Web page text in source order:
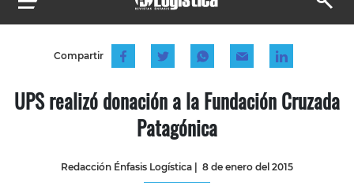
Compartir
UPS realizó donación a la Fundación Cruzada
Patagónica
Redacción Énfasis Logística | 8 de enero del 2015